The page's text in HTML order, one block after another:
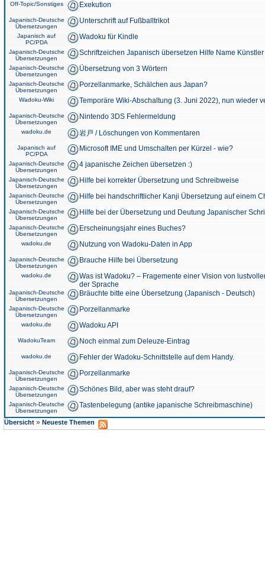
Off-Topic/Sonstiges Exekution
Japanisch-Deutsche
Übersetzungen
Unterschrift auf Fußballtrikot
Japanisch auf
PC/PDA
Wadoku für Kindle
Japanisch-Deutsche
Übersetzungen
Schriftzeichen Japanisch übersetzen Hilfe Name
Japanisch-Deutsche
Übersetzungen
Übersetzung von 3 Wörtern
Japanisch-Deutsche
Übersetzungen
Porzellanmarke, Schälchen aus Japan?
Wadoku-Wiki Temporäre Wiki-Abschaltung (3. Juni 2022), nun wieder
Japanisch-Deutsche
Übersetzungen
Nintendo 3DS Fehlermeldung
wadoku.de 岩戸 / Löschungen von Kommentaren
Japanisch auf
PC/PDA
Microsoft IME und Umschalten per Kürzel - wie?
Japanisch-Deutsche
Übersetzungen
4 japanische Zeichen übersetzen :)
Japanisch-Deutsche
Übersetzungen
Hilfe bei korrekter Übersetzung und Schreibweise
Japanisch-Deutsche
Übersetzungen
Hilfe bei handschriftlicher Kanji Übersetzung auf einem
Japanisch-Deutsche
Übersetzungen
Hilfe bei der Übersetzung und Deutung Japanischer
Japanisch-Deutsche
Übersetzungen
Erscheinungsjahr eines Buches?
wadoku.de Nutzung von Wadoku-Daten in App
Japanisch-Deutsche
Übersetzungen
Brauche Hilfe bei Übersetzung
wadoku.de
Was ist Wadoku? – Fragemente einer Vision von
der Sprache
Japanisch-Deutsche
Übersetzungen
Bräuchte bitte eine Übersetzung (Japanisch - Deutsch)
Japanisch-Deutsche
Übersetzungen
Porzellanmarke
wadoku.de Wadoku API
WadokuTeam Noch einmal zum Deleuze-Eintrag
wadoku.de Fehler der Wadoku-Schnittstelle auf dem Handy.
Japanisch-Deutsche
Übersetzungen
Porzellanmarke
Japanisch-Deutsche
Übersetzungen
Schönes Bild, aber was steht drauf?
Japanisch-Deutsche
Übersetzungen
Tastenbelegung (antike japanische Schreibmaschine)
Übersicht » Neueste Themen